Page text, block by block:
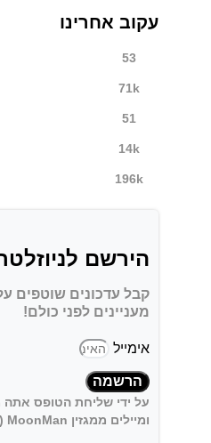
עקוב אחרינו
53
71k
51
14k
196k
הירשם
קבל עדכונים שוטפים
מעניינים לפני כולם!
אימייל
הרשמה
על ידי שליחת הטופס
ומיילים ממגזין MoonMan (מבטיחים בלי ספאם :)